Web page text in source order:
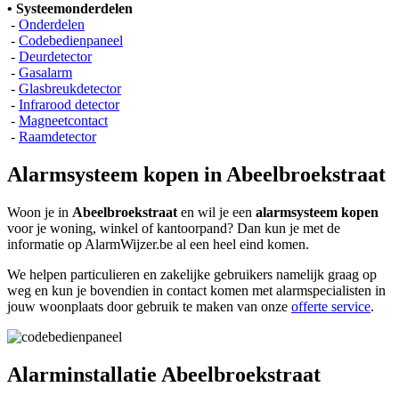
• Systeemonderdelen
- Onderdelen
- Codebedienpaneel
- Deurdetector
- Gasalarm
- Glasbreukdetector
- Infrarood detector
- Magneetcontact
- Raamdetector
Alarmsysteem kopen in Abeelbroekstraat
Woon je in Abeelbroekstraat en wil je een alarmsysteem kopen
voor je woning, winkel of kantoorpand? Dan kun je met de
informatie op AlarmWijzer.be al een heel eind komen.
We helpen particulieren en zakelijke gebruikers namelijk graag op
weg en kun je bovendien in contact komen met alarmspecialisten in
jouw woonplaats door gebruik te maken van onze offerte service.
Alarminstallatie Abeelbroekstraat